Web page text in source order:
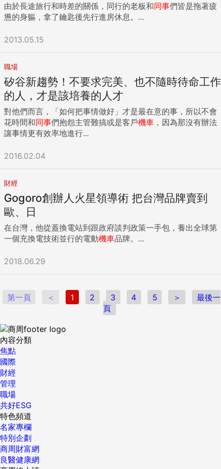
由於長途旅行和時差的關係，同行的老板和同事們皆是拖著疲
憊的身軀，拿了鑰匙後先行進房休息。...
2013.05.15
職場
矽谷新趨勢！不要求完美、也不隨時待命工作
的人，才是該培養的人才
對他們而言，「如何把事情做好」才是最在意的事，所以不會
花時間和同事們抱怨主管難搞或是客戶機車 ，因為那沒有辦法
讓事情更有效率地進行...
2016.02.04
財經
Gogoro創辦人火星領導術 把台灣品牌賣到
歐、日
在台灣，他從蓋換電站到跟政府談判政策一手包，養出全球第
一個充換電技術並行的電動機車品牌。...
2018.06.29
第一頁 ＜ 1 2 3 4 5 ＞
最後一
頁
內容分類
焦點
國際
財經
管理
職場
共好ESG
特色頻道
名家專欄
特別企劃
商周財富網
良醫健康網